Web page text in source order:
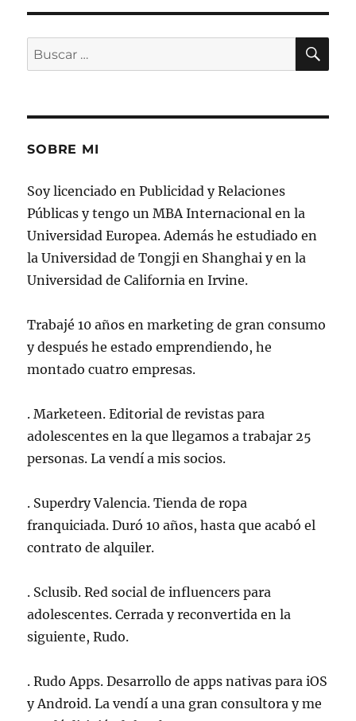
Buscar
por:
SOBRE MI
Soy licenciado en Publicidad y Relaciones
Públicas y tengo un MBA Internacional en la
Universidad Europea. Además he estudiado en
la Universidad de Tongji en Shanghai y en la
Universidad de California en Irvine.
Trabajé 10 años en marketing de gran consumo
y después he estado emprendiendo, he
montado cuatro empresas.
. Marketeen. Editorial de revistas para
adolescentes en la que llegamos a trabajar 25
personas. La vendí a mis socios.
. Superdry Valencia. Tienda de ropa
franquiciada. Duró 10 años, hasta que acabó el
contrato de alquiler.
. Sclusib. Red social de influencers para
adolescentes. Cerrada y reconvertida en la
siguiente, Rudo.
. Rudo Apps. Desarrollo de apps nativas para iOS
y Android. La vendí a una gran consultora y me